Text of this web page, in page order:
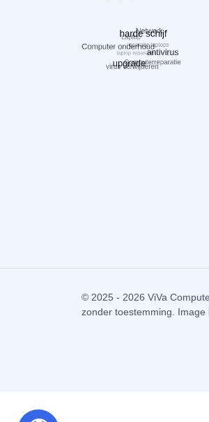
© 2025 - 2026 ViVa
zonder toestemming. Image